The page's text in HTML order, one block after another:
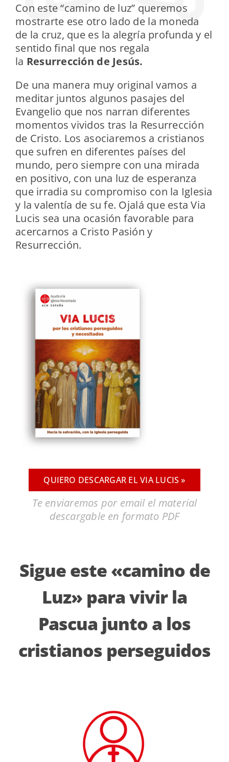
Con este “camino de luz” queremos
mostrarte ese otro lado de la moneda
de la cruz, que es la alegría profunda y el
sentido final que nos regala
la Resurrección de Jesús.
De una manera muy original vamos a
meditar juntos algunos pasajes del
Evangelio que nos narran diferentes
momentos vividos tras la Resurrección
de Cristo. Los asociaremos a cristianos
que sufren en diferentes países del
mundo, pero siempre con una mirada
en positivo, con una luz de esperanza
que irradia su compromiso con la Iglesia
y la valentía de su fe. Ojalá que esta Via
Lucis sea una ocasión favorable para
acercarnos a Cristo Pasión y
Resurrección.
QUIERO DESCARGAR EL VIA LUCIS »
Te enviaremos por email el material
descargable en formato PDF
Sigue este «camino de
Luz» para vivir la
Pascua junto a los
cristianos perseguidos